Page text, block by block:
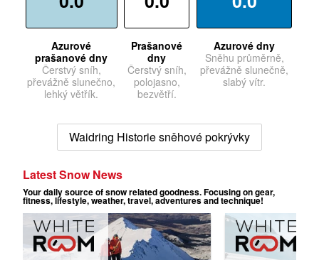
Azurové
prašanové dny
Čerstvý sníh,
převážně slunečno,
lehký větřík.
Prašanové
dny
Čerstvý sníh,
polojasno,
bezvětří.
Azurové dny
Sněhu průměrně,
převážně slunečně,
slabý vítr.
Waidring Historie sněhové pokrývky